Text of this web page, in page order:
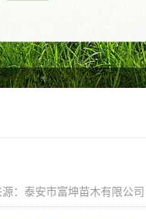
：泰安市富坤苗木有限公司